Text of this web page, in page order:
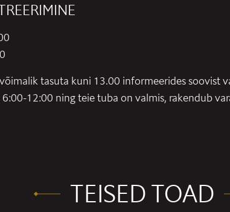
tasuta kuni 13.00 informeerides soovist
12:00 ning teie tuba on valmis, rakendub
TEISED TOAD